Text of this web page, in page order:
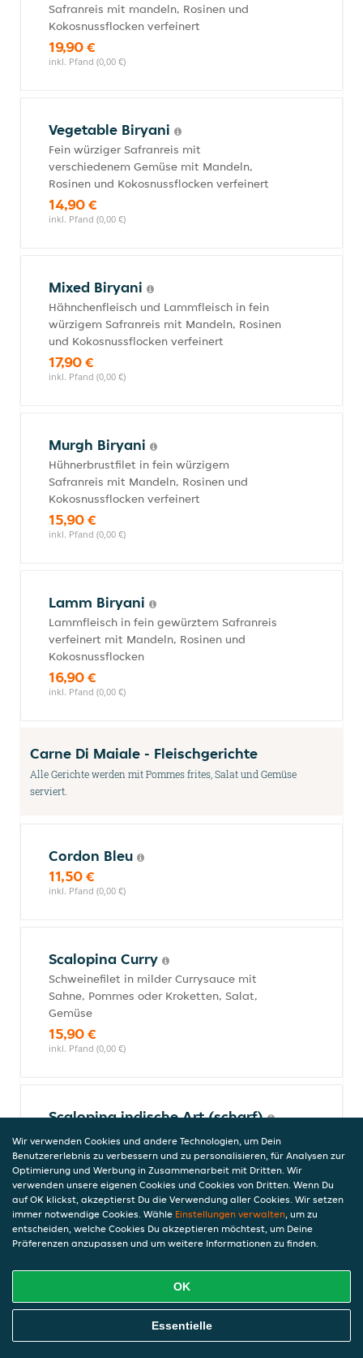
Safranreis mit mandeln, Rosinen und
Kokosnussflocken verfeinert
19,90 €
inkl. Pfand (0,00 €)
Vegetable Biryani
Fein würziger Safranreis mit
verschiedenem Gemüse mit Mandeln,
Rosinen und Kokosnussflocken verfeinert
14,90 €
inkl. Pfand (0,00 €)
Mixed Biryani
Hähnchenfleisch und Lammfleisch in fein
würzigem Safranreis mit Mandeln, Rosinen
und Kokosnussflocken verfeinert
17,90 €
inkl. Pfand (0,00 €)
Murgh Biryani
Hühnerbrustfilet in fein würzigem
Safranreis mit Mandeln, Rosinen und
Kokosnussflocken verfeinert
15,90 €
inkl. Pfand (0,00 €)
Lamm Biryani
Lammfleisch in fein gewürztem Safranreis
verfeinert mit Mandeln, Rosinen und
Kokosnussflocken
16,90 €
inkl. Pfand (0,00 €)
Carne Di Maiale - Fleischgerichte
Alle Gerichte werden mit Pommes frites, Salat und Gemüse
serviert.
Cordon Bleu
11,50 €
inkl. Pfand (0,00 €)
Scalopina Curry
Schweinefilet in milder Currysauce mit
Sahne, Pommes oder Kroketten, Salat,
Gemüse
15,90 €
inkl. Pfand (0,00 €)
Scalopina indische Art (scharf)
Schweinefilet mit getratenen Zwiebeln,
Champignons und Feuerpeperoni
16,90 €
inkl. Pfand (0,00 €)
Mozzarella und Tomatensauce
14,00 € Online Essen Bestellen
Wir verwenden Cookies und andere Technologien, um Dein
Benutzererlebnis zu verbessern und zu personalisieren, für Analysen zur
Optimierung und Werbung in Zusammenarbeit mit Dritten. Wir
verwenden unsere eigenen Cookies und Cookies von Dritten. Wenn Du
auf OK klickst, akzeptierst Du die Verwendung aller Cookies. Wir setzen
immer notwendige Cookies. Wähle Einstellungen verwalten, um zu
entscheiden, welche Cookies Du akzeptieren möchtest, um Deine
Präferenzen anzupassen und um weitere Informationen zu finden.
OK
Essentielle